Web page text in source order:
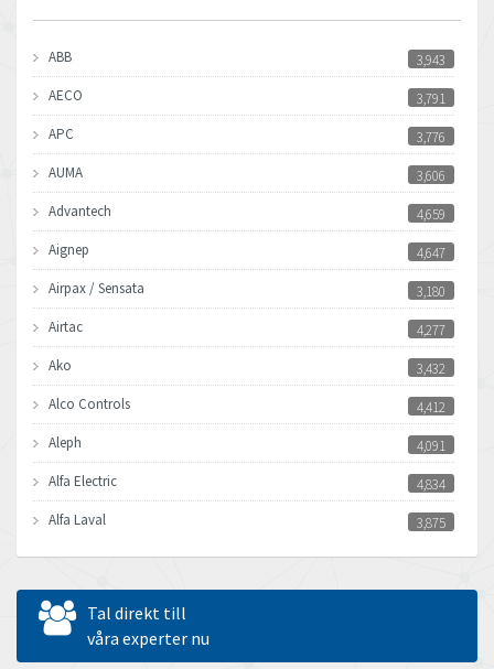
ABB
3,943
AECO
3,791
APC
3,776
AUMA
3,606
Advantech
4,659
Aignep
4,647
Airpax / Sensata
3,180
Airtac
4,277
Ako
3,432
Alco Controls
4,412
Aleph
4,091
Alfa Electric
4,834
Alfa Laval
3,875
Allen Bradley
4,249
Allen West
Amperite
Tal direkt till
våra experter nu